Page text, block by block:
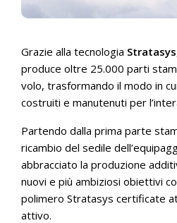
Grazie alla tecnologia Stratasys
produce oltre 25.000 parti
volo, trasformando il modo in
costruiti e manutenuti per
Partendo dalla prima parte
ricambio del sedile
abbracciato la produzione
nuovi e più ambiziosi obiettivi
polimero Stratasys certificate
attivo.